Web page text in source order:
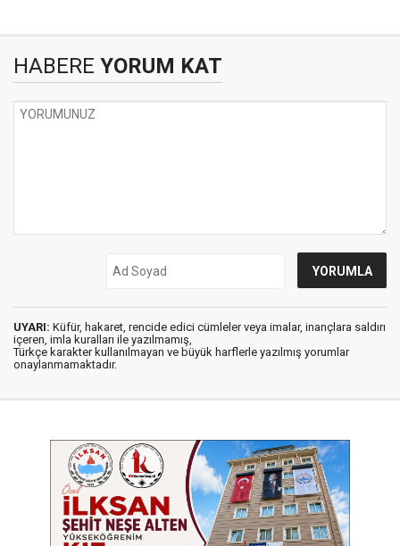
HABERE YORUM KAT
UYARI: Küfür, hakaret, rencide edici cümleler veya imalar, inançlara saldırı
içeren, imla kuralları ile yazılmamış,
Türkçe karakter kullanılmayan ve büyük harflerle yazılmış yorumlar
onaylanmamaktadır.